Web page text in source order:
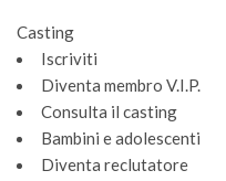
Casting
Iscriviti
Diventa membro V.I.P.
Consulta il casting
Bambini e adolescenti
Diventa reclutatore